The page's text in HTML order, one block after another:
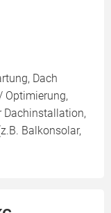
Dach
Optimierung,
Dachinstallation,
Balkonsolar,